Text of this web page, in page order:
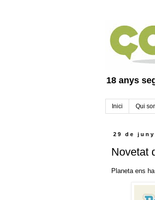
18 anys
Inici Qui
29 de juny
Novetat
Planeta ens